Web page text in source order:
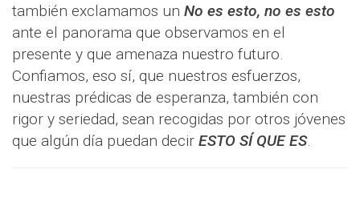
también exclamamos un No es esto, no es esto
ante el panorama que observamos en el
presente y que amenaza nuestro futuro.
Confiamos, eso sí, que nuestros esfuerzos,
nuestras prédicas de esperanza, también con
rigor y seriedad, sean recogidas por otros jóvenes
que algún día puedan decir ESTO SÍ QUE ES.